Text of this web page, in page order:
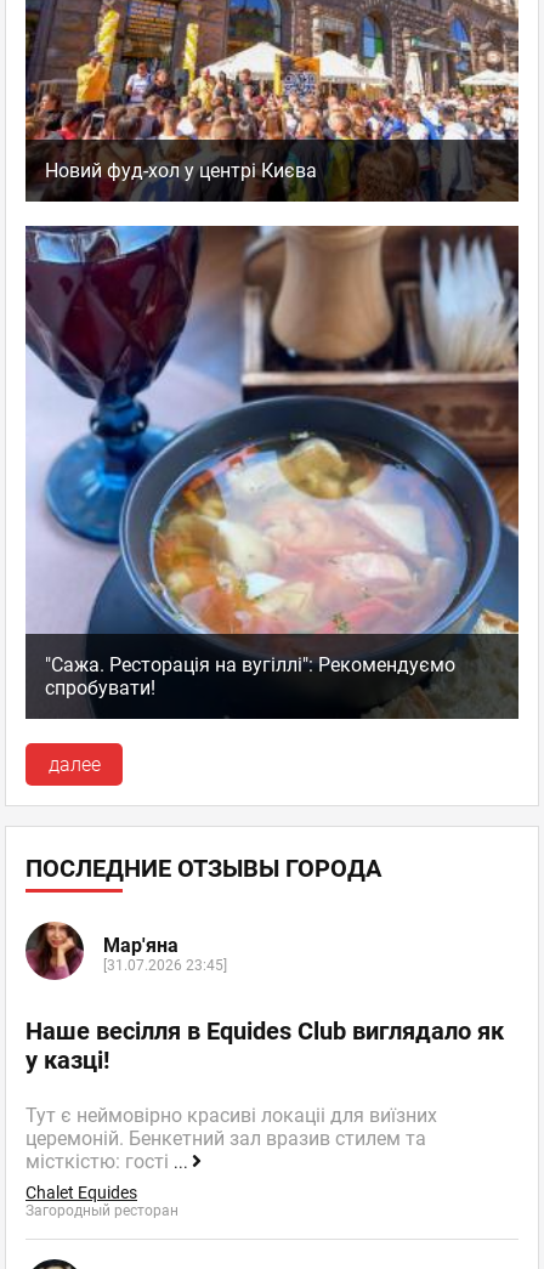
Новий фуд-хол у центрі Києва
"Сажа. Ресторація на вугіллі": Рекомендуємо
спробувати!
далее
ПОСЛЕДНИЕ ОТЗЫВЫ ГОРОДА
Мар'яна
[31.07.2026 23:45]
Наше весілля в Equides Club виглядало як
у казці!
Тут є неймовірно красиві локаціі для виїзних
церемоній. Бенкетний зал вразив стилем та
місткістю: гості ...
Chalet Equides
Загородный ресторан